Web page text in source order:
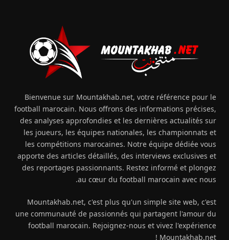
Bienvenue sur Mountakhab.net, votre référence pour le
football marocain. Nous offrons des informations précises,
des analyses approfondies et les dernières actualités sur
les joueurs, les équipes nationales, les championnats et
les compétitions marocaines. Notre équipe dédiée vous
apporte des articles détaillés, des interviews exclusives et
des reportages passionnants. Restez informé et plongez
au cœur du football marocain avec nous.
Mountakhab.net, c'est plus qu'un simple site web, c'est
une communauté de passionnés qui partagent l'amour du
football marocain. Rejoignez-nous et vivez l'expérience
Mountakhab.net !